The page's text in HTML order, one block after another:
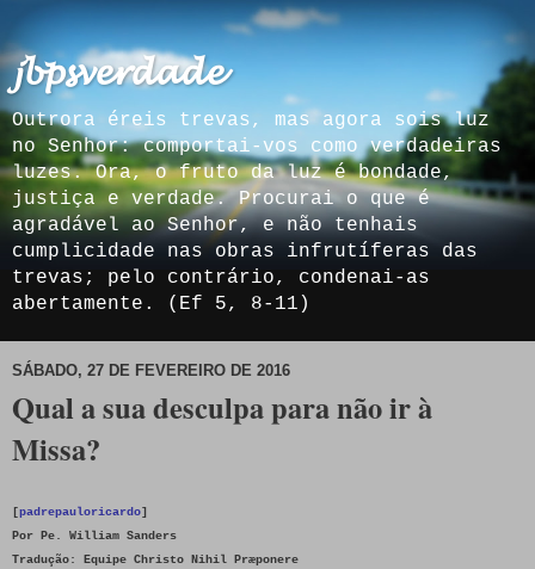
𝓳𝓫𝓹𝓼𝓿𝓮𝓻𝓭𝓪𝓭𝓮
Outrora éreis trevas, mas agora sois luz
no Senhor: comportai-vos como verdadeiras
luzes. Ora, o fruto da luz é bondade,
justiça e verdade. Procurai o que é
agradável ao Senhor, e não tenhais
cumplicidade nas obras infrutíferas das
trevas; pelo contrário, condenai-as
abertamente. (Ef 5, 8-11)
SÁBADO, 27 DE FEVEREIRO DE 2016
Qual a sua desculpa para não ir à
Missa?
[padrepauloricardo]
Por Pe. William Sanders
Tradução:
Equipe Christo Nihil Præponere